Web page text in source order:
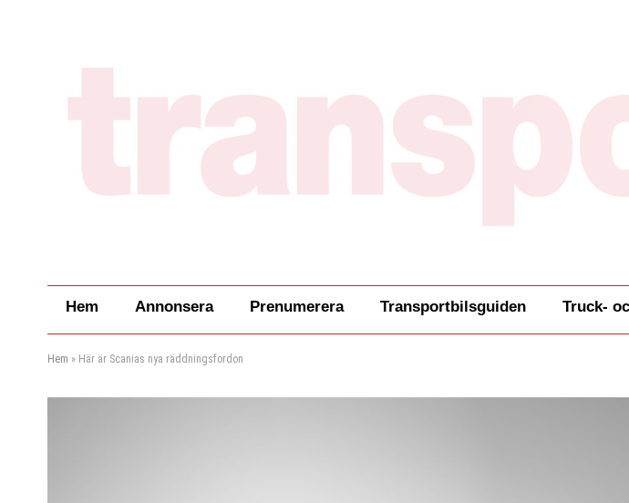
Hem Annonsera Prenumerera Transportbilsguiden Truck-
Hem » Här är Scanias nya räddningsfordon